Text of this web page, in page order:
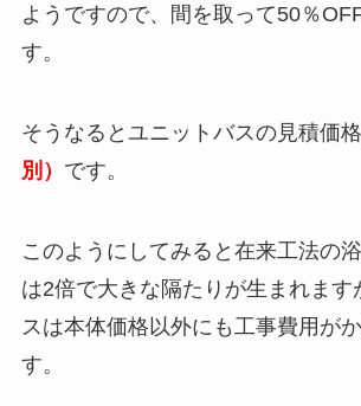
ようですので、間を取って50％
す。
そうなるとユニットバスの見積価
別） です。
このようにしてみると在来工法の
は2倍で大きな隔たりが生まれます
スは本体価格以外にも工事費用が
す。